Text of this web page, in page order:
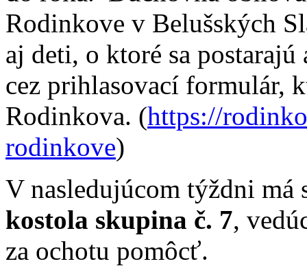
Rodinkove v Belušských
aj deti, o ktoré sa
cez prihlasovací formulár,
Rodinkova. (https://
rodinkove)
V nasledujúcom týždni má
kostola skupina č. 7,
za ochotu pomôcť.